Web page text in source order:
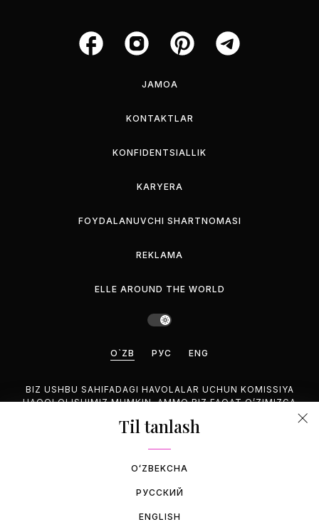
JAMOA
KONTAKTLAR
KONFIDENTSIALLIK
KARYERA
FOYDALANUVCHI SHARTNOMASI
REKLAMA
ELLE AROUND THE WORLD
O`ZB РУС ENG
BIZ USHBU SAHIFADAGI HAVOLALAR UCHUN KOMISSIYA
HAQQI OLISHIMIZ MUMKIN, AMMO BIZ FAQAT O’ZIMIZGA
Til tanlash
OʻZBEKCHA
РУССКИЙ
ENGLISH